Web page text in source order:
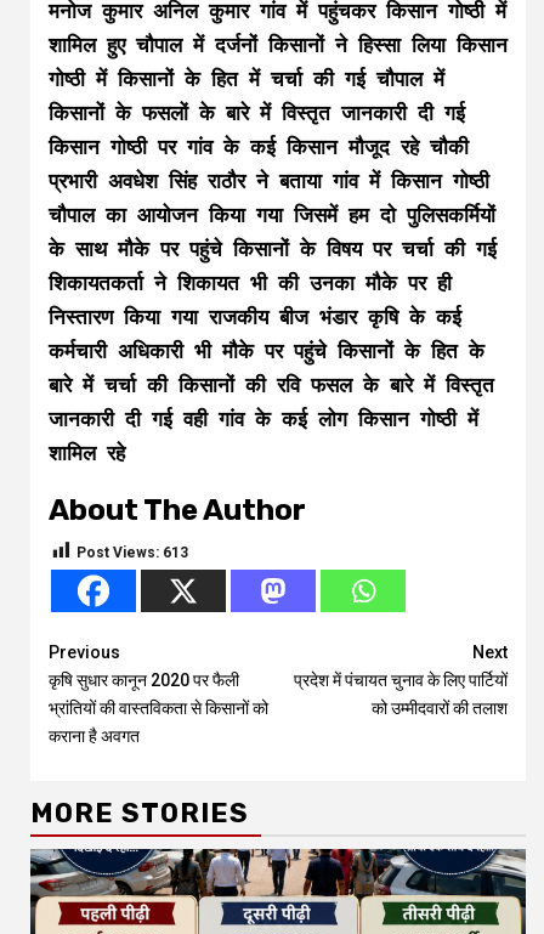
मनोज कुमार अनिल कुमार गांव में पहुंचकर किसान गोष्ठी में
शामिल हुए चौपाल में दर्जनों किसानों ने हिस्सा लिया किसान
गोष्ठी में किसानों के हित में चर्चा की गई चौपाल में
किसानों के फसलों के बारे में विस्तृत जानकारी दी गई
किसान गोष्ठी पर गांव के कई किसान मौजूद रहे चौकी
प्रभारी अवधेश सिंह राठौर ने बताया गांव में किसान गोष्ठी
चौपाल का आयोजन किया गया जिसमें हम दो पुलिसकर्मियों
के साथ मौके पर पहुंचे किसानों के विषय पर चर्चा की गई
शिकायतकर्ता ने शिकायत भी की उनका मौके पर ही
निस्तारण किया गया राजकीय बीज भंडार कृषि के कई
कर्मचारी अधिकारी भी मौके पर पहुंचे किसानों के हित के
बारे में चर्चा की किसानों की रवि फसल के बारे में विस्तृत
जानकारी दी गई वही गांव के कई लोग किसान गोष्ठी में
शामिल रहे
About The Author
Post Views: 613
Continue
Reading
Previous
कृषि सुधार कानून 2020 पर फैली
भ्रांतियों की वास्तविकता से किसानों को
कराना है अवगत
Next
प्रदेश में पंचायत चुनाव के लिए पार्टियों
को उम्मीदवारों की तलाश
MORE STORIES